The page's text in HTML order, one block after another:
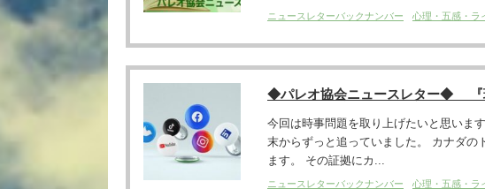
ニュースレターバックナンバー 心理・五感・ラ
◆パレオ協会ニュースレター◆ 『
今回は時事問題を取り上げたいと思いま
末からずっと追っていました。 カナダの
ます。 その証拠にカ...
ニュースレターバックナンバー 心理・五感・ラ